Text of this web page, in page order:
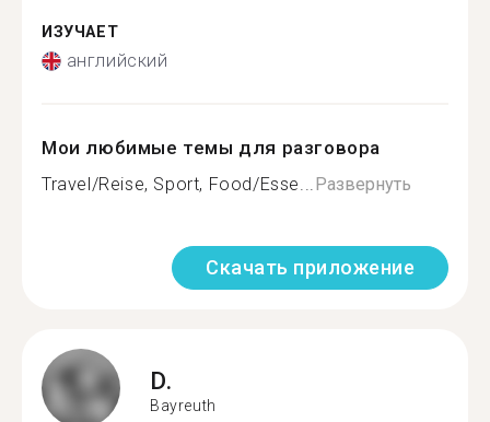
ИЗУЧАЕТ
английский
Мои любимые темы для разговора
Travel/Reise, Sport, Food/Esse...Развернуть
Скачать приложение
D.
Bayreuth